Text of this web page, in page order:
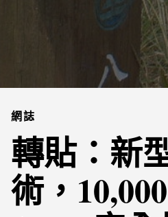
網誌
轉貼：新
術，